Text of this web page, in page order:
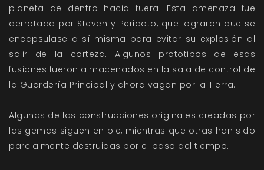
planeta de dentro hacia fuera. Esta amenaza fue
derrotada por Steven y Peridoto, que lograron que se
encapsulase a sí misma para evitar su explosión al
salir de la corteza. Algunos prototipos de esas
fusiones fueron almacenados en la sala de control de
la Guardería Principal y ahora vagan por la Tierra.
Algunas de las construcciones originales creadas por
las gemas siguen en pie, mientras que otras han sido
parcialmente destruidas por el paso del tiempo.